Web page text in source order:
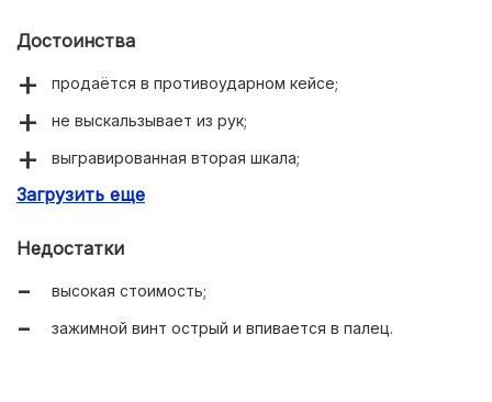
Достоинства
продаётся в противоударном кейсе;
не выскальзывает из рук;
выгравированная вторая шкала;
удобное вращение трещотки.
Загрузить еще
Недостатки
высокая стоимость;
зажимной винт острый и впивается в палец.